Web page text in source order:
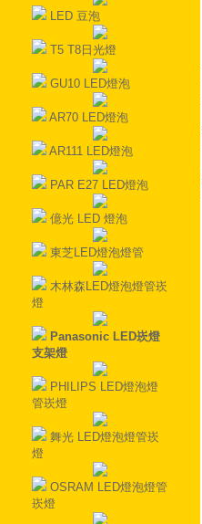
LED 豆泡
T5 T8日光燈
GU10 LED燈泡
AR70 LED燈泡
AR111 LED燈泡
PAR E27 LED燈泡
億光 LED 燈泡
東芝LED燈泡燈管
木林森LED燈泡燈管崁
燈
Panasonic LED崁燈
支架燈
PHILIPS LED燈泡燈
管崁燈
舞光 LED燈泡燈管崁
燈
OSRAM LED燈泡燈管
崁燈